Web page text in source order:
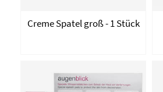
Creme Spatel groß - 1 Stück